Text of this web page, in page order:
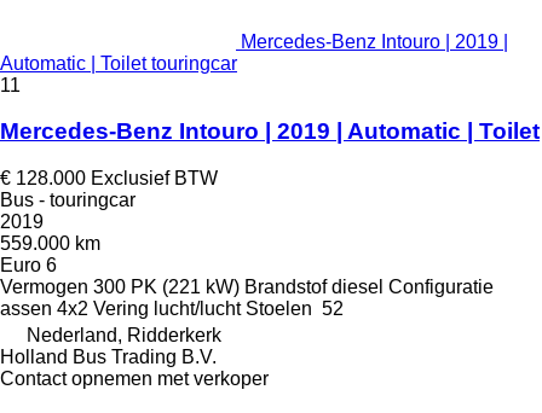
Mercedes-Benz Intouro | 2019 |
Automatic | Toilet touringcar
11
Mercedes-Benz Intouro | 2019 | Automatic | Toilet
€ 128.000 Exclusief BTW
Bus - touringcar
2019
559.000 km
Euro 6
Vermogen 300 PK (221 kW) Brandstof diesel Configuratie
assen 4x2 Vering lucht/lucht Stoelen 52
Nederland, Ridderkerk
Holland Bus Trading B.V.
Contact opnemen met verkoper